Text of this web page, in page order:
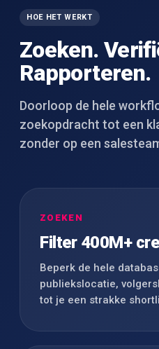
HOE HET WERKT
Zoeken.
Rapporteren.
Doorloop de hele
zoekopdracht tot een
zonder op een
ZOEKEN
Filter 400M+
Beperk de hele
publiekslocatie,
tot je een strakke